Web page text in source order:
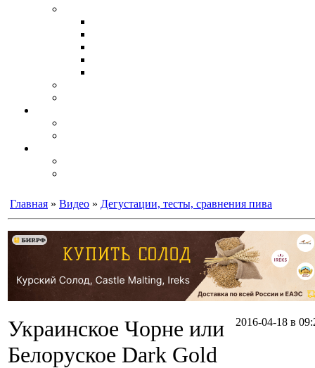
Главная » Видео » Дегустации, тесты, сравнения пива
2016-04-18 в
Украинское Чорне или
Белоруское Dark Gold